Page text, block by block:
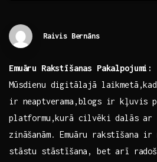
Raivis Bernāns
Emuāru Rakstīšanas
Mūsdienu digitālajā
ir neaptverama,blogs​ ir kļuvis
platformu,kurā cilvēki dalās ‌ar
zināšanām. Emuāru rakstīšana
stāstu stāstīšana, bet arī